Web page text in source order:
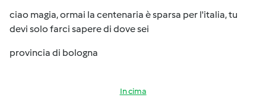
ciao magia, ormai la centenaria è sparsa per l'italia, tu
devi solo farci sapere di dove sei
provincia di bologna
In cima